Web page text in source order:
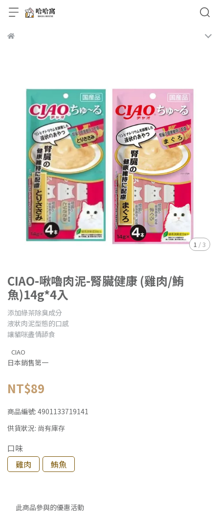
1 /3
CIAO-啾嚕肉泥-腎臟健康 (雞肉/鮪
魚)14g*4入
添加綠茶除臭成分
液狀肉泥型態的口感
讓貓咪盡情舔食
CIAO
日本銷售第一
NT$89
商品編號: 4901133719141
供貨狀況: 尚有庫存
口味
雞肉
鮪魚
此商品參與的優惠活動